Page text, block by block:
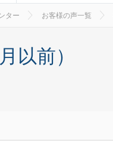
ター お客様の声一覧
以前）